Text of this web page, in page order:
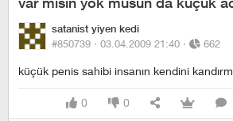
satanist yiyen kedi
#850739 · 03.04.2009 21:40 · 662
küçük penis sahibi insanın kendini
0 0